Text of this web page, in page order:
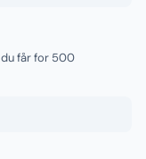
du får for 500